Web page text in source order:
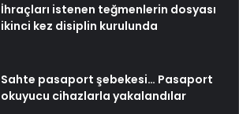
İhraçları istenen teğmenlerin dosyası
ikinci kez disiplin kurulunda
Sahte pasaport şebekesi… Pasaport
okuyucu cihazlarla yakalandılar